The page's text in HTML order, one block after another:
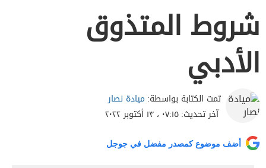
شروط المتذوق
الأدبي
تمت الكتابة بواسطة: ميادة نصار
آخر تحديث:٠٧:١٥ ، ١٣ أكتوبر ٢٠٢٢
أضف موضوع كمصدر مفضل في جوجل